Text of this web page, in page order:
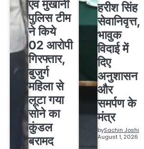
एवं मुखानी
पुलिस टीम
ने किये
02 आरोपी
गिरफ्तार,
बुजुर्ग
महिला से
लूटा गया
सोने का
कुंडल
बरामद
हरीश सिंह
सेवानिवृत्त,
भावुक
विदाई में
दिए
अनुशासन
और
समर्पण के
मंत्र
bySachin Joshi
August 1, 2026